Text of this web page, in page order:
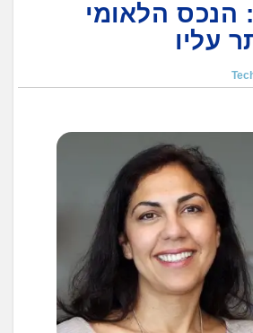
הלאומי
עליו